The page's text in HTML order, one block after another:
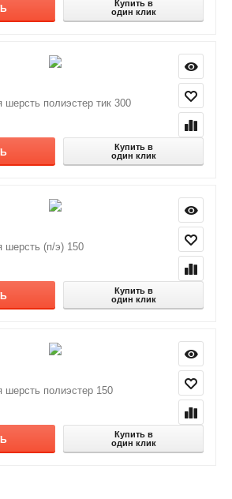
Купить в
один клик
полиэстер тик 300
Купить в
один клик
(п/э) 150
Купить в
один клик
полиэстер 150
Купить в
один клик